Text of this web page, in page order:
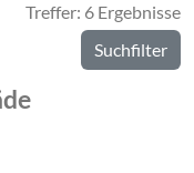
Treffer: 6 Ergebnisse
Suchfilter